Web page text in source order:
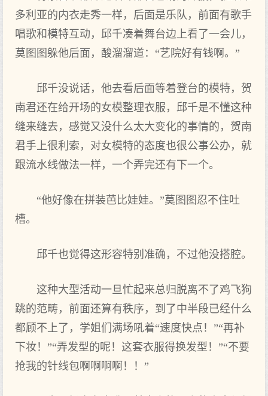
多利亚的内衣走秀一样，后面是乐队，前面有歌手
唱歌和模特互动，邱千凑着舞台边上看了一会儿，
莫图图躲他后面，酸溜溜道：“艺院好有钱啊。”
邱千没说话，他去看后面等着登台的模特，贺
南君还在给开场的女模整理衣服，邱千是不懂这种
缝来缝去，感觉又没什么太大变化的事情的，贺南
君手上很利索，对女模特的态度也很公事公办，就
跟流水线做法一样，一个弄完还有下一个。
“他好像在拼装芭比娃娃。”莫图图忍不住吐
槽。
邱千也觉得这形容特别准确，不过他没搭腔。
这种大型活动一旦忙起来总归脱离不了鸡飞狗
跳的范畴，前面还算有秩序，到了中半段已经什么
都顾不上了，学姐们满场吼着“速度快点！”“再补
下妆！”“弄发型的呢！这套衣服得换发型！”“不要
抢我的针线包啊啊啊啊！！”